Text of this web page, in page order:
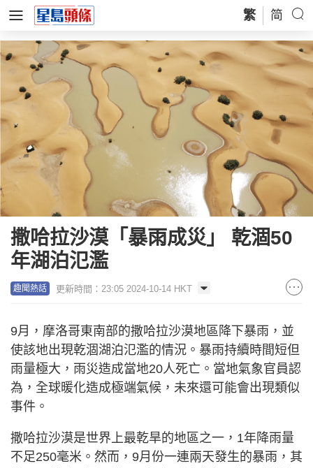
繁 简
撒哈拉沙漠「暴雨成災」 乾涸50
年湖泊氾濫
趣聞熱話 更新時間：23:05 2024-10-14 HKT
9月，摩洛哥東南部的撒哈拉沙漠地區降下暴雨，並
使該地出現乾涸湖泊氾濫的情況。暴雨持續時間短但
雨量極大，雨災造成當地20人死亡。當地氣象官員認
為，全球暖化造成極端氣候，未來還可能會出現類似
事件。
撒哈拉沙漠是世界上最乾旱的地區之一，1年降雨量
不足250毫米。然而，9月份一連兩天發生的暴雨，其